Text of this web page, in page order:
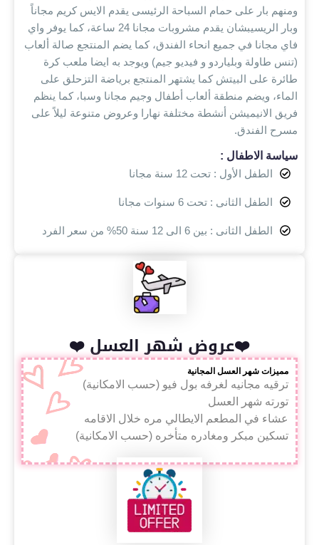
ومنهم بار على حمام السباحة الرئيسى يقدم الايس كريم مجاناً
وبار الريسيبشان يقدم مشروبات مجانا 24 ساعة، كما يوفر واي
فاي مجانا في جميع انحاء الفندق، كما يضم المنتجع صالة ألعاب
(تنس طاولة وبلياردو و فيديو جيم) ويوجد به ايضا ملعب كرة
طائرة على البيتش كما يشتهر المنتجع برياضة التزحلق على
الماء، ويضم منطقة ألعاب أطفال وجيم مجانا وسبا، كما ينظم
فريق الانيميشن أنشطة مختلفة نهارا وعروض متنوعة ليلاً على
مسرح الفندق.
سياسة الاطفال :
الطفل الأول : تحت 12 سنة مجانا
الطفل الثانى : تحت 6 سنوات مجانا
الطفل الثانى : بين 6 الى 12 سنة 50% من سعر الفرد
❤️عروض شهر العسل ❤️
مميزات شهر العسل المجانية
ترقيه مجانيه لغرفه بول فيو (حسب الامكانية)
تورته شهر العسل
عشاء في المطعم الايطالي مره خلال الاقامه
تسكين مبكر ومغادره متأخره (حسب الامكانية)